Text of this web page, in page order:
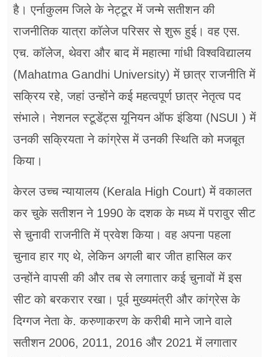
है। एर्नाकुलम जिले के नेट्टूर में जन्मे सतीशन की
राजनीतिक यात्रा कॉलेज परिसर से शुरू हुई। वह एस.
एच. कॉलेज, थेवरा और बाद में महात्मा गांधी विश्वविद्यालय
(Mahatma Gandhi University) में छात्र राजनीति में
सक्रिय रहे, जहां उन्होंने कई महत्वपूर्ण छात्र नेतृत्व पद
संभाले। नेशनल स्टूडेंट्स यूनियन ऑफ इंडिया (NSUI ) में
उनकी सक्रियता ने कांग्रेस में उनकी स्थिति को मजबूत
किया।
केरल उच्च न्यायालय (Kerala High Court) में वकालत
कर चुके सतीशन ने 1990 के दशक के मध्य में परावुर सीट
से चुनावी राजनीति में प्रवेश किया। वह अपना पहला
चुनाव हार गए थे, लेकिन अगली बार जीत हासिल कर
उन्होंने वापसी की और तब से लगातार कई चुनावों में इस
सीट को बरकरार रखा। पूर्व मुख्यमंत्री और कांग्रेस के
दिग्गज नेता के. करुणाकरण के करीबी माने जाने वाले
सतीशन 2006, 2011, 2016 और 2021 में लगातार